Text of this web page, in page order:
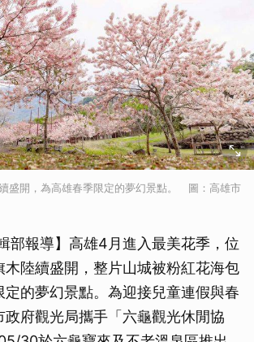
盛開，為高雄春季限定的夢幻景點。 圖：高雄市
部報導】高雄4月進入最美花季，位
木陸續盛開，整片山城被粉紅花海包
定的夢幻景點。為迎接兒童連假與春
政府觀光局攜手「六龜觀光休閒協